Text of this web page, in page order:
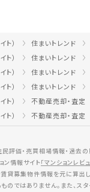
） 住まいトレンド
）
住まいトレンド
）
住まいトレンド
）
住まいトレンド
）
不動産売却・査定
）
不動産売却・査定
民評価・売買相場情報・過去
ン情報サイト「マンションレビ
貸募集物件情報を元に算出
のではありません。また、ス